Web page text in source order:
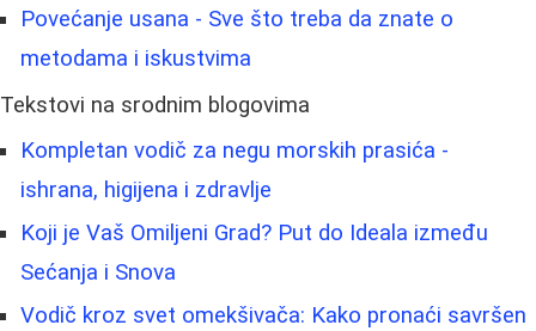
Povećanje usana - Sve što treba da znate o
metodama i iskustvima
Tekstovi na srodnim blogovima
Kompletan vodič za negu morskih prasića -
ishrana, higijena i zdravlje
Koji je Vaš Omiljeni Grad? Put do Ideala između
Sećanja i Snova
Vodič kroz svet omekšivača: Kako pronaći savršen